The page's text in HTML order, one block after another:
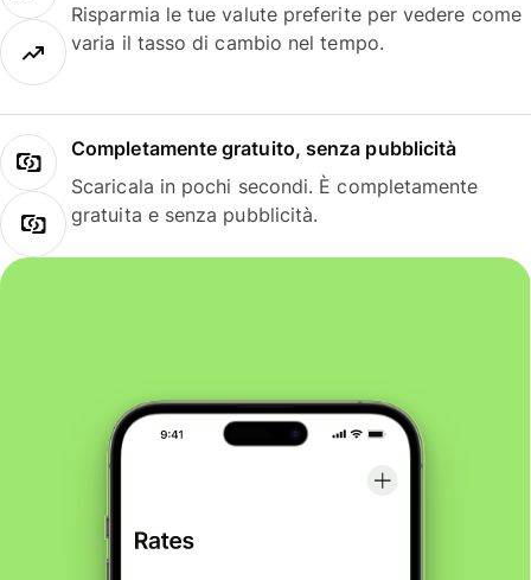
Risparmia le tue valute preferite per vedere come
varia il tasso di cambio nel tempo.
Completamente gratuito, senza pubblicità
Scaricala in pochi secondi. È completamente
gratuita e senza pubblicità.